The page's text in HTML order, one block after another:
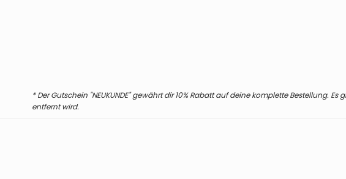
* Der Gutschein "NEUKUNDE" gewährt dir 10% Rabatt auf deine komplette Bestellung.
entfernt wird.